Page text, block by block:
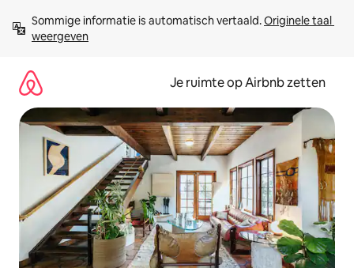
direct
naar
Sommige informatie is automatisch vertaald. Originele taal
weergeven
Je ruimte op Airbnb zetten